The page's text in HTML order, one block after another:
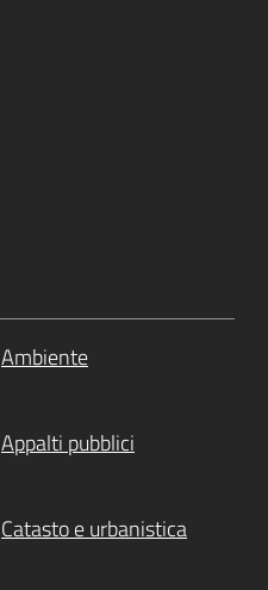
Ambiente
Appalti pubblici
Catasto e urbanistica